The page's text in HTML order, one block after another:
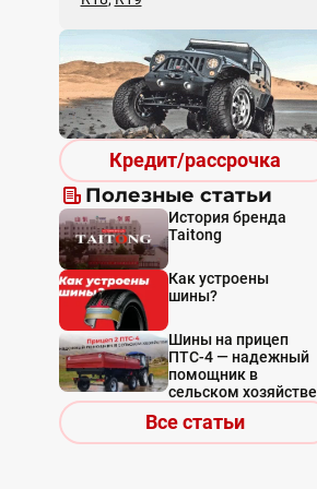
Кредит/рассрочка
Полезные статьи
История бренда
Taitong
Как устроены
шины?
Шины на прицеп
ПТС-4 — надежный
помощник в
сельском хозяйстве
Все статьи